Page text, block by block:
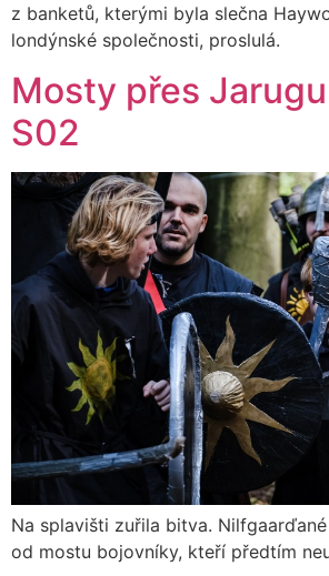
z banketů, kterými byla slečna
londýnské společnosti, proslulá.
Mosty přes
S02
Na splavišti zuřila bitva.
od mostu bojovníky, kteří předtím